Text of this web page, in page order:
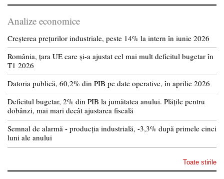
Analize economice
Creșterea prețurilor industriale, peste 14% la intern în iunie 2026
România, țara UE care și-a ajustat cel mai mult deficitul bugetar în
T1 2026
Datoria publică, 60,2% din PIB pe date operative, în aprilie 2026
Deficitul bugetar, 2% din PIB la jumătatea anului. Plățile pentru
dobânzi, mai mari decât ajustarea fiscală
Semnal de alarmă - producția industrială, -3,3% după primele cinci
luni ale anului
Toate stirile